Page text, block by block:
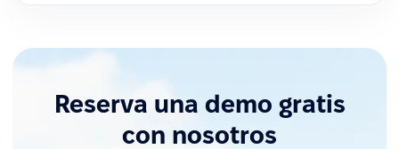
Reserva una demo gratis
con nosotros